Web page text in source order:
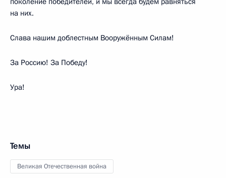
на них.
Слава нашим доблестным Вооружённым Силам!
За Россию! За Победу!
Ура!
Темы
Великая Отечественная война